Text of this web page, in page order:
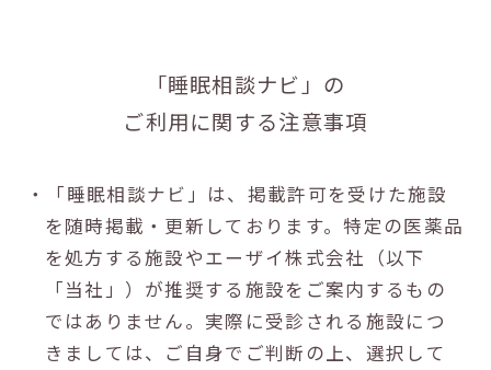
「睡眠相談ナビ」の
ご利用に関する注意事項
・「睡眠相談ナビ」は、掲載許可を受けた施設
を随時掲載・更新しております。特定の医薬品
を処方する施設やエーザイ株式会社（以下
「当社」）が推奨する施設をご案内するもの
ではありません。実際に受診される施設につ
きましては、ご自身でご判断の上、選択して